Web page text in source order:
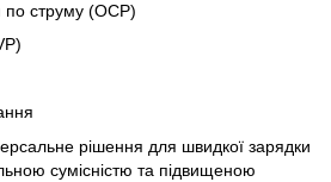
по струму (OCP)
рішення для швидкої зарядки
сумісністю та підвищеною